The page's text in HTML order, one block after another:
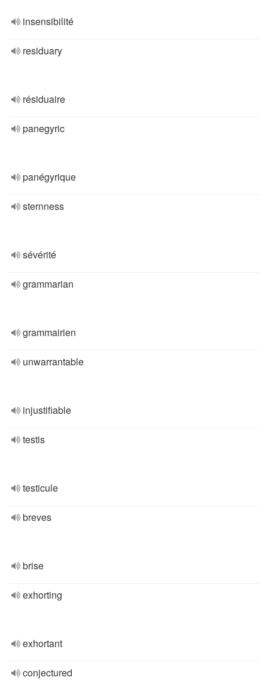
insensibilité
residuary
résiduaire
panegyric
panégyrique
sternness
sévérité
grammarian
grammairien
unwarrantable
injustifiable
testis
testicule
breves
brise
exhorting
exhortant
conjectured